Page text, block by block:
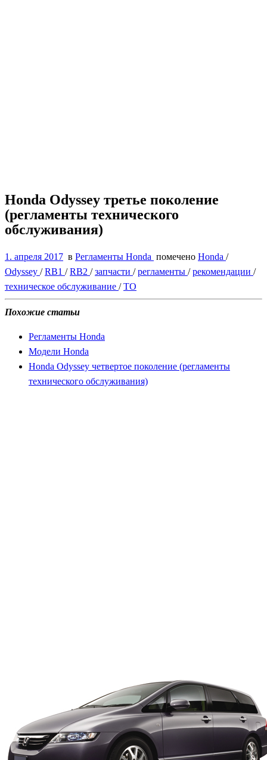
Honda Odyssey третье поколение
(регламенты технического
обслуживания)
1. апреля 2017 в Регламенты Honda помечено Honda /
Odyssey /RB1 /RB2 /запчасти /регламенты /рекомендации /
техническое обслуживание /ТО
Похожие статьи
Регламенты Honda
Модели Honda
Honda Odyssey четвертое поколение (регламенты
технического обслуживания)